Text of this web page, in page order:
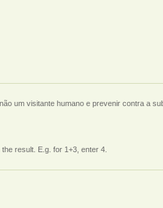
um visitante humano e prevenir contra a
result. E.g. for 1+3, enter 4.